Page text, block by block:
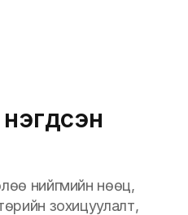
нийгмийн нөөц,
зохицуулалт,